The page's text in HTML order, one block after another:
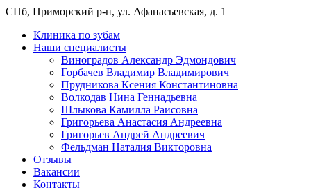
СПб, Приморский р-н, ул. Афанасьевская, д. 1
Клиника по зубам
Наши специалисты
Виноградов Александр Эдмондович
Горбачев Владимир Владимирович
Прудникова Ксения Константиновна
Волкодав Нина Геннадьевна
Шлыкова Камилла Раисовна
Григорьева Анастасия Андреевна
Григорьев Андрей Андреевич
Фельдман Наталия Викторовна
Отзывы
Вакансии
Контакты